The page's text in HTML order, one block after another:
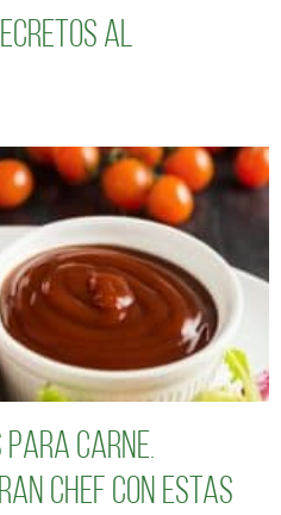
al
para carne.
chef con estas